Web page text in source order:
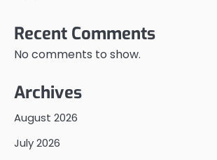
Recent Comments
No comments to show.
Archives
August 2026
July 2026